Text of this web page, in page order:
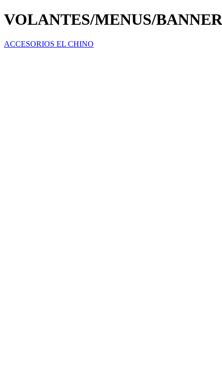
VOLANTES/MENUS/
ACCESORIOS EL CHINO